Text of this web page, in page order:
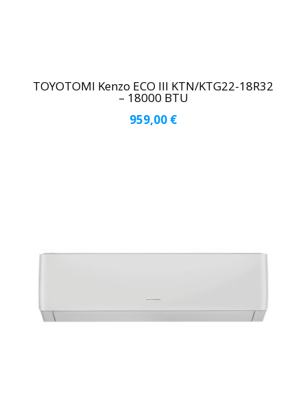
TOYOTOMI Kenzo ECO III KTN/KTG22-18R32
– 18000 BTU
959,00 €